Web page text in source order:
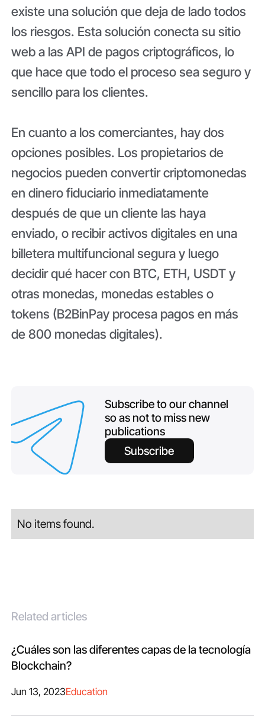
existe una solución que deja de lado todos
los riesgos. Esta solución conecta su sitio
web a las API de pagos criptográficos, lo
que hace que todo el proceso sea seguro y
sencillo para los clientes.
En cuanto a los comerciantes, hay dos
opciones posibles. Los propietarios de
negocios pueden convertir criptomonedas
en dinero fiduciario inmediatamente
después de que un cliente las haya
enviado, o recibir activos digitales en una
billetera multifuncional segura y luego
decidir qué hacer con BTC, ETH, USDT y
otras monedas, monedas estables o
tokens (B2BinPay procesa pagos en más
de 800 monedas digitales).
Subscribe to our channel
so as not to miss new
publications
Subscribe
No items found.
Related articles
¿Cuáles son las diferentes capas de la tecnología
Blockchain?
Jun 13, 2023Education